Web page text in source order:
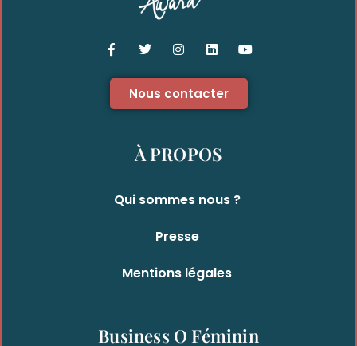
Nous contacter
À PROPOS
Qui sommes nous ?
Presse
Mentions légales
Business O Féminin